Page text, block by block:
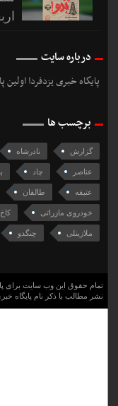
درباره سایت
پایگاه خبری یزدفردا اولین
برچسب ها
گزارش نادرشاه
عناصر چاد
عتیقه طالقان
خودروی مازراتی کاخ
ملازینلی چنگدو
تمام حقوق این وب سایت برای
نشر مطالب با ذکر نام پایگاه خبری